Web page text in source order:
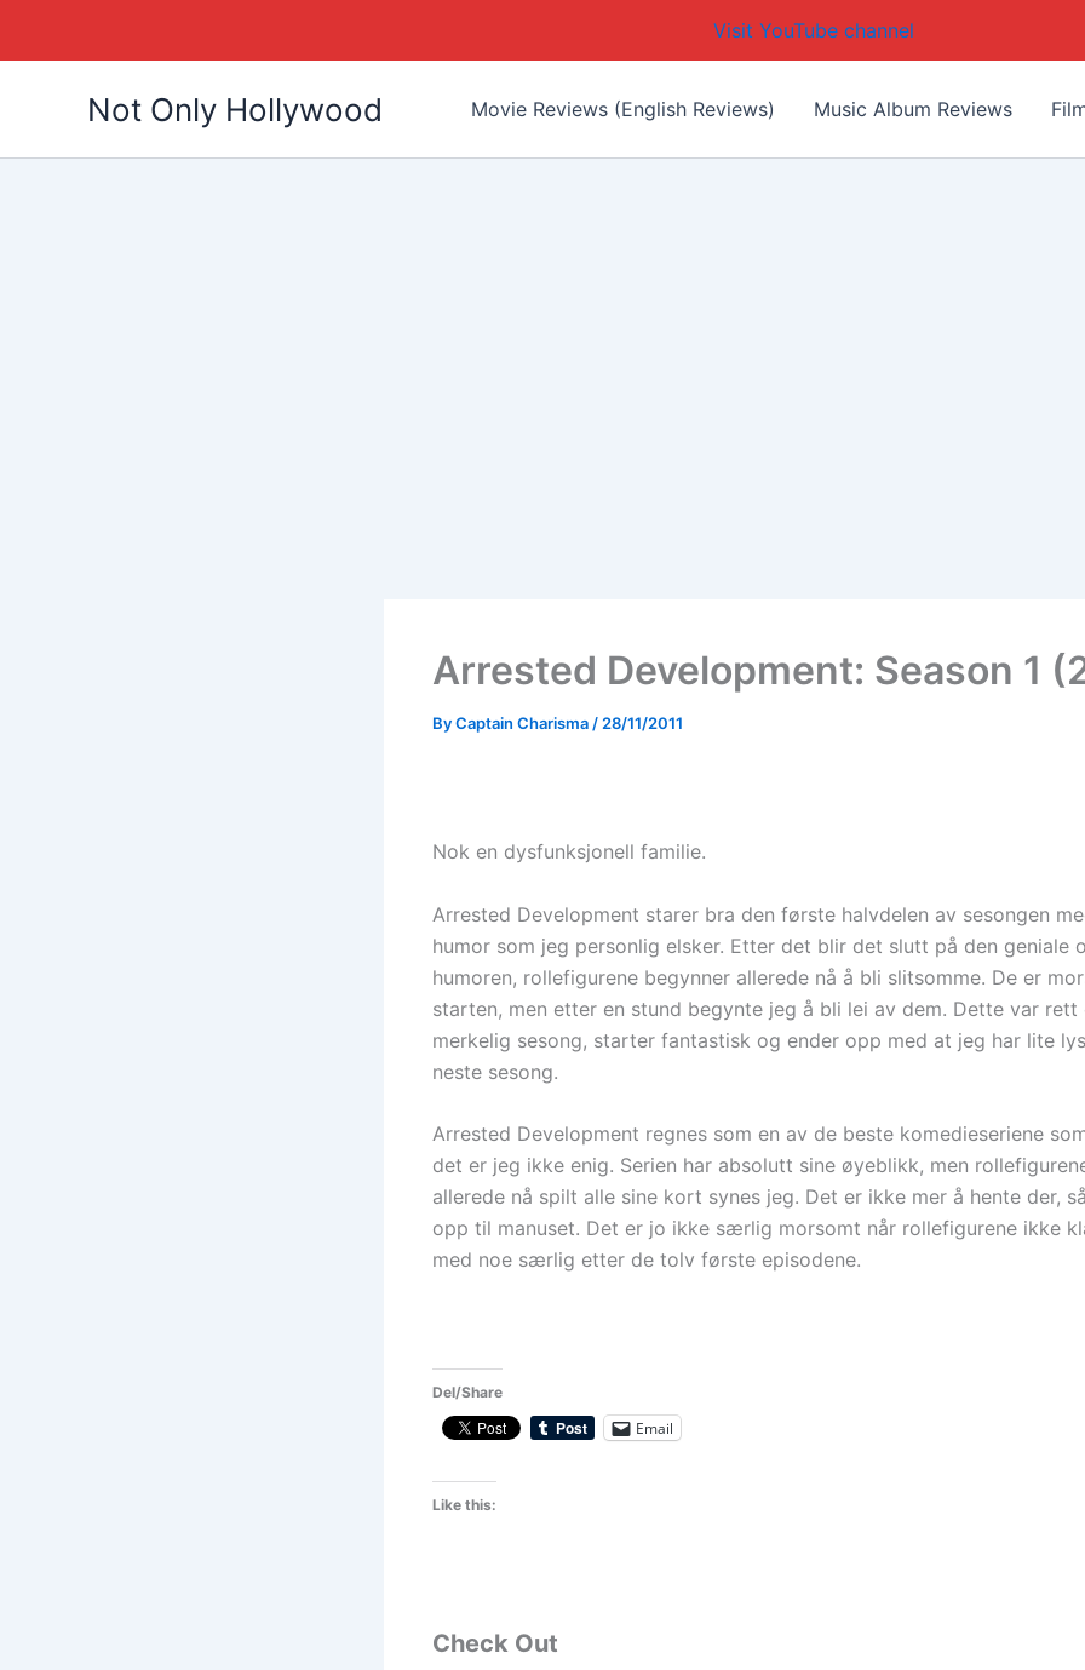
Visit YouTube channel
Not Only Hollywood Movie Reviews (English Reviews) Music Album Reviews
Arrested Development: Season 1
ByCaptain Charisma/28/11/2011
Nok en dysfunksjonell familie.
Arrested Development starer bra den første halvdelen av sesongen
humor som jeg personlig elsker. Etter det blir det slutt på den geniale
humoren, rollefigurene begynner allerede nå å bli slitsomme. De er
starten, men etter en stund begynte jeg å bli lei av dem. Dette var
merkelig sesong, starter fantastisk og ender opp med at jeg har lite
neste sesong.
Arrested Development regnes som en av de beste komedieseriene
det er jeg ikke enig. Serien har absolutt sine øyeblikk, men
allerede nå spilt alle sine kort synes jeg. Det er ikke mer å hente der,
opp til manuset. Det er jo ikke særlig morsomt når rollefigurene ikke
med noe særlig etter de tolv første episodene.
Del/Share
Email
Like this:
Check Out